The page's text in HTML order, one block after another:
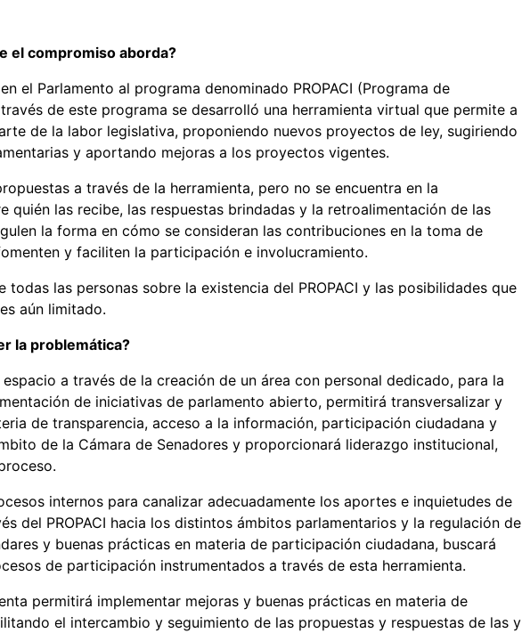
el compromiso aborda?
el Parlamento al programa denominado PROPACI (Programa de
de este programa se desarrolló una herramienta virtual que permite a
de la labor legislativa, proponiendo nuevos proyectos de ley, sugiriendo
y aportando mejoras a los proyectos vigentes.
a través de la herramienta, pero no se encuentra en la
quién las recibe, las respuestas brindadas y la retroalimentación de las
la forma en cómo se consideran las contribuciones en la toma de
y faciliten la participación e involucramiento.
las personas sobre la existencia del PROPACI y las posibilidades que
aún limitado.
la problemática?
a través de la creación de un área con personal dedicado, para la
de iniciativas de parlamento abierto, permitirá transversalizar y
de transparencia, acceso a la información, participación ciudadana y
de la Cámara de Senadores y proporcionará liderazgo institucional,
internos para canalizar adecuadamente los aportes e inquietudes de
del PROPACI hacia los distintos ámbitos parlamentarios y la regulación de
y buenas prácticas en materia de participación ciudadana, buscará
de participación instrumentados a través de esta herramienta.
permitirá implementar mejoras y buenas prácticas en materia de
el intercambio y seguimiento de las propuestas y respuestas de las y